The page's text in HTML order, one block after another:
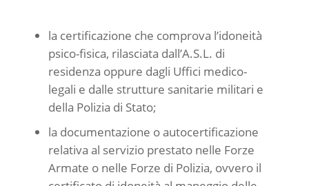
la certificazione che comprova l’idoneità
psico-fisica, rilasciata dall’A.S.L. di
residenza oppure dagli Uffici medico-
legali e dalle strutture sanitarie militari e
della Polizia di Stato;
la documentazione o autocertificazione
relativa al servizio prestato nelle Forze
Armate o nelle Forze di Polizia, ovvero il